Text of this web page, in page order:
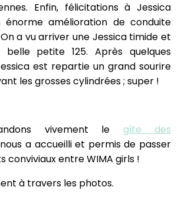
Enfin, félicitations à Jessica
amélioration de conduite
a vu arriver une Jessica timide et
belle petite 125. Après quelques
est repartie un grand sourire
les grosses cylindrées ; super !
vivement le gîte des
a accueilli et permis de passer
conviviaux entre WIMA girls !
à travers les photos.